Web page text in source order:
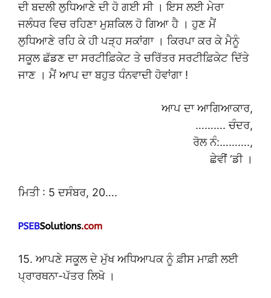
ਦੀ ਬਦਲੀ ਲੁਧਿਆਣੇ ਦੀ ਹੋ ਗਈ ਸੀ । ਇਸ ਲਈ ਮੇਰਾ
ਜਲੰਧਰ ਵਿਚ ਰਹਿਣਾ ਮੁਸ਼ਕਿਲ ਹੋ ਗਿਆ ਹੈ । ਹੁਣ ਮੈਂ
ਲੁਧਿਆਣੇ ਰਹਿ ਕੇ ਹੀ ਪੜ੍ਹ ਸਕਾਂਗਾ । ਕਿਰਪਾ ਕਰ ਕੇ ਮੈਨੂੰ
ਸਕੂਲ ਛੱਡਣ ਦਾ ਸਰਟੀਫ਼ਿਕੇਟ ਤੇ ਚਰਿੱਤਰ ਸਰਟੀਫ਼ਿਕੇਟ ਦਿੱਤੇ
ਜਾਣ । ਮੈਂ ਆਪ ਦਾ ਬਹੁਤ ਧੰਨਵਾਦੀ ਹੋਵਾਂਗਾ !
ਆਪ ਦਾ ਆਗਿਆਕਾਰ,
………. ਚੰਦਰ,
ਰੋਲ ਨੰ:……….,
ਛੇਵੀਂ ‘ਡੀ ।
ਮਿਤੀ : 5 ਦਸੰਬਰ, 20….
15. ਆਪਣੇ ਸਕੂਲ ਦੇ ਮੁੱਖ ਅਧਿਆਪਕ ਨੂੰ ਫ਼ੀਸ ਮਾਫ਼ੀ ਲਈ
ਪ੍ਰਾਰਥਨਾ-ਪੱਤਰ ਲਿਖੋ ।